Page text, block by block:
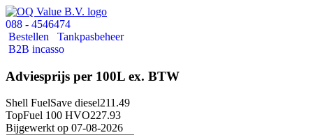
088 - 4546474
Bestellen
Tankpasbeheer
B2B incasso
Adviesprijs per 100L ex. BTW
Shell FuelSave diesel211.49
TopFuel 100 HVO227.93
Bijgewerkt op 07-08-2026